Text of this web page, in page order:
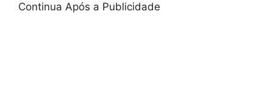
Continua Após a Publicidade